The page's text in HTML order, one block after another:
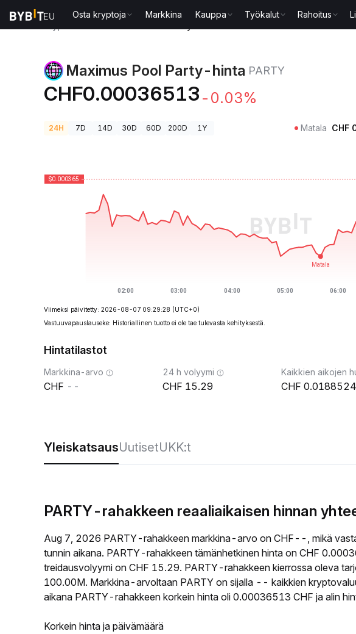
Osta kryptoja Markkina Kauppa Työkalut Rahoitus
Maximus Pool Party-hinta PARTY
CHF0.00036513 -0.03%
24H 7D 14D 30D 60D 200D 1Y Matala CHF
Viimeksi päivitetty: 2026-08-07 09:29:28 (UTC+0)
Vastuuvapauslauseke: Historiallinen tuotto ei ole tae tulevasta kehityksestä.
Hintatilastot
Markkina-arvo
--
24 h volyymi
15.29
Kaikkien aikojen
YleiskatsausUutisetUKK:t
PARTY-rahakkeen reaaliaikaisen hinnan
Aug 7, 2026 PARTY-rahakkeen markkina-arvo on CHF--, mikä
tunnin aikana. PARTY-rahakkeen tämänhetkinen hinta on CHF
treidausvolyymi on CHF 15.29. PARTY-rahakkeen kierrossa oleva
100.00M. Markkina-arvoltaan PARTY on sijalla -- kaikkien
aikana PARTY-rahakkeen korkein hinta oli 0.00036513 CHF ja alin
Korkein hinta ja päivämäärä